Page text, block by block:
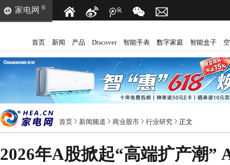
家电网 ®
首页 新闻 产品 Discover 智能手表 数字家庭 智能盒子
首页 新闻频道 商业股市 行业研究 正文
2026年A股掀起“高端扩产潮”